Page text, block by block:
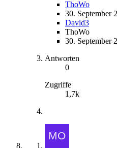
ThoWo
30. September
David3
ThoWo
30. September
Antworten
0
Zugriffe
1,7k